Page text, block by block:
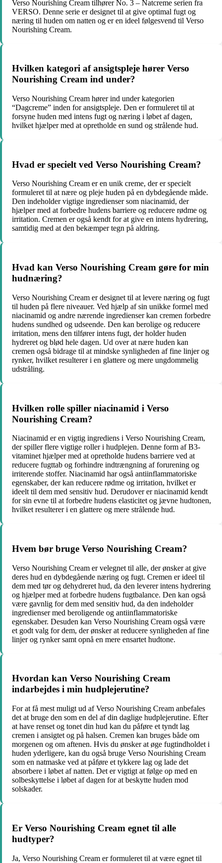
Verso Nourishing Cream tilhører No. 3 – Natcreme serien fra
VERSO. Denne serie er designet til at give optimal fugt og
næring til huden om natten og er en ideel følgesvend til Verso
Nourishing Cream.
Hvilken kategori af ansigtspleje hører Verso
Nourishing Cream ind under?
Verso Nourishing Cream hører ind under kategorien
“Dagcreme” inden for ansigtspleje. Den er formuleret til at
forsyne huden med intens fugt og næring i løbet af dagen,
hvilket hjælper med at opretholde en sund og strålende hud.
Hvad er specielt ved Verso Nourishing Cream?
Verso Nourishing Cream er en unik creme, der er specielt
formuleret til at nære og pleje huden på en dybdegående måde.
Den indeholder vigtige ingredienser som niacinamid, der
hjælper med at forbedre hudens barriere og reducere rødme og
irritation. Cremen er også kendt for at give en intens hydrering,
samtidig med at den bekæmper tegn på aldring.
Hvad kan Verso Nourishing Cream gøre for min
hudnæring?
Verso Nourishing Cream er designet til at levere næring og fugt
til huden på flere niveauer. Ved hjælp af sin unikke formel med
niacinamid og andre nærende ingredienser kan cremen forbedre
hudens sundhed og udseende. Den kan berolige og reducere
irritation, mens den tilfører intens fugt, der holder huden
hydreret og blød hele dagen. Ud over at nære huden kan
cremen også bidrage til at mindske synligheden af fine linjer og
rynker, hvilket resulterer i en glattere og mere ungdommelig
udstråling.
Hvilken rolle spiller niacinamid i Verso
Nourishing Cream?
Niacinamid er en vigtig ingrediens i Verso Nourishing Cream,
der spiller flere vigtige roller i hudplejen. Denne form af B3-
vitaminet hjælper med at opretholde hudens barriere ved at
reducere fugttab og forhindre indtrængning af forurening og
irriterende stoffer. Niacinamid har også antiinflammatoriske
egenskaber, der kan reducere rødme og irritation, hvilket er
ideelt til dem med sensitiv hud. Derudover er niacinamid kendt
for sin evne til at forbedre hudens elasticitet og jævne hudtonen,
hvilket resulterer i en glattere og mere strålende hud.
Hvem bør bruge Verso Nourishing Cream?
Verso Nourishing Cream er velegnet til alle, der ønsker at give
deres hud en dybdegående næring og fugt. Cremen er ideel til
dem med tør og dehydreret hud, da den leverer intens hydrering
og hjælper med at forbedre hudens fugtbalance. Den kan også
være gavnlig for dem med sensitiv hud, da den indeholder
ingredienser med beroligende og antiinflammatoriske
egenskaber. Desuden kan Verso Nourishing Cream også være
et godt valg for dem, der ønsker at reducere synligheden af fine
linjer og rynker samt opnå en mere ensartet hudtone.
Hvordan kan Verso Nourishing Cream
indarbejdes i min hudplejerutine?
For at få mest muligt ud af Verso Nourishing Cream anbefales
det at bruge den som en del af din daglige hudplejerutine. Efter
at have renset og tonet din hud kan du påføre et tyndt lag
cremen i ansigtet og på halsen. Cremen kan bruges både om
morgenen og om aftenen. Hvis du ønsker at øge fugtindholdet i
huden yderligere, kan du også bruge Verso Nourishing Cream
som en natmaske ved at påføre et tykkere lag og lade det
absorbere i løbet af natten. Det er vigtigt at følge op med en
solbeskyttelse i løbet af dagen for at beskytte huden mod
solskader.
Er Verso Nourishing Cream egnet til alle
hudtyper?
Ja, Verso Nourishing Cream er formuleret til at være egnet til